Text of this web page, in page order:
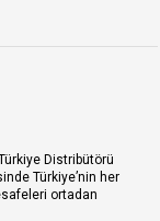
Distribütörü
Türkiye’nin her
ortadan